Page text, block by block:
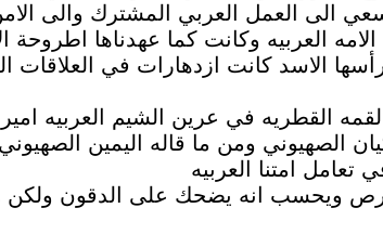
الى العمل العربي المشترك والى
وكانت كما عهدناها اطروحة
الاسد كانت ازدهارات في
القطريه في عرين الشيم العربيه
الصهيوني ومن ما قاله اليمين
امتنا العربيه
ويحسب انه يضحك على الدقون